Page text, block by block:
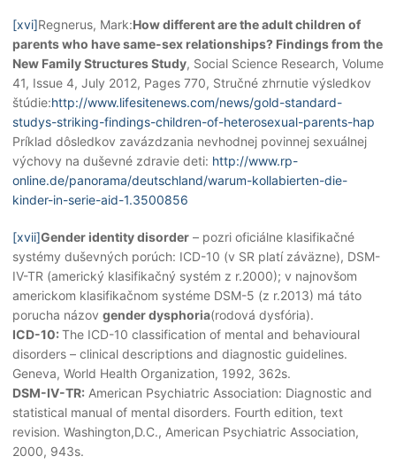
[xvi]Regnerus, Mark:How different are the adult children of
parents who have same-sex relationships? Findings from the
New Family Structures Study, Social Science Research, Volume
41, Issue 4, July 2012, Pages 770, Stručné zhrnutie výsledkov
štúdie:http://www.lifesitenews.com/news/gold-standard-
studys-striking-findings-children-of-heterosexual-parents-hap
Príklad dôsledkov zavázdzania nevhodnej povinnej sexuálnej
výchovy na duševné zdravie deti: http://www.rp-
online.de/panorama/deutschland/warum-kollabierten-die-
kinder-in-serie-aid-1.3500856
[xvii]Gender identity disorder – pozri oficiálne klasifikačné
systémy duševných porúch: ICD-10 (v SR platí záväzne), DSM-
IV-TR (americký klasifikačný systém z r.2000); v najnovšom
americkom klasifikačnom systéme DSM-5 (z r.2013) má táto
porucha názov gender dysphoria(rodová dysfória).
ICD-10: The ICD-10 classification of mental and behavioural
disorders – clinical descriptions and diagnostic guidelines.
Geneva, World Health Organization, 1992, 362s.
DSM-IV-TR: American Psychiatric Association: Diagnostic and
statistical manual of mental disorders. Fourth edition, text
revision. Washington,D.C., American Psychiatric Association,
2000, 943s.